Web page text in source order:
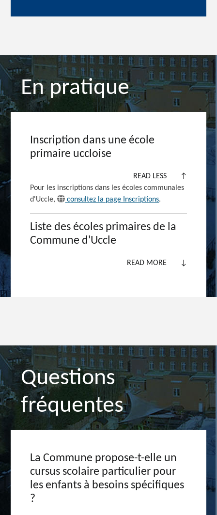
En pratique
Inscription dans une école
primaire uccloise
READ LESS
↑
Pour les inscriptions dans les écoles communales
d'Uccle,
consultez la page Inscriptions.
Liste des écoles primaires de la
Commune d'Uccle
READ MORE ↓
Questions
fréquentes
La Commune propose-t-elle un
cursus scolaire particulier pour
les enfants à besoins spécifiques
?